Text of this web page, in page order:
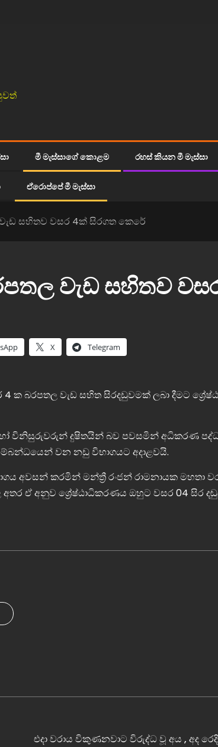
මී මැස්සාගේ කොළම රහස් කියන මී මැස්සා
ඒරොප්පේ මී මැස්සා
සහිතව වසර 4ක් සිරගත කෙරේ
වැඩ සහිතව
X Telegram
ක බරපතල වැඩ සහිත සිරදඩුවමක් ලබා දීමට
විනිසුරුවරුන් දුෂිතයින් බව පවසමින් අධිකරණ
වන නඩු විභාගයට අදාළවයි.
අවසන් කරමින් මන්ත්‍රී රංජන් රාමනායක මහතා
ඒ අනුව ශ්‍රේෂ්ඨාධිකරණය ඔහුට වසර 04 සිර
එදා වරාය විකුණනවාට විරුද්ධ වූ අය , අද